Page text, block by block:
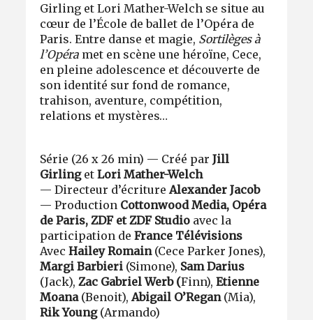
Girling et Lori Mather-Welch se situe au
cœur de l’École de ballet de l’Opéra de
Paris. Entre danse et magie, Sortilèges à
l’Opéra met en scène une héroïne, Cece,
en pleine adolescence et découverte de
son identité sur fond de romance,
trahison, aventure, compétition,
relations et mystères…
Série (26 x 26 min) — Créé parJill
Girling etLori Mather-Welch
— Directeur d’écritureAlexander Jacob
— Production Cottonwood Media, Opéra
de Paris, ZDF et ZDF Studio avec la
participation de France Télévisions
AvecHailey Romain (Cece Parker Jones),
Margi Barbieri (Simone), Sam Darius
(Jack),Zac Gabriel Werb (Finn),Etienne
Moana(Benoit),Abigail O’Regan(Mia),
Rik Young (Armando)